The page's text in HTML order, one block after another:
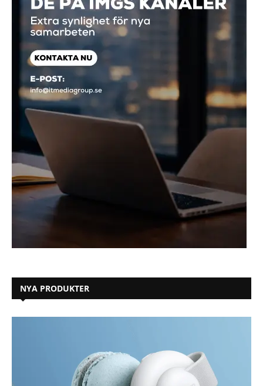
NYA PRODUKTER